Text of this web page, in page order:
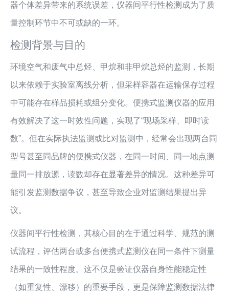
器个体差异带来的系统误差，仪器间平行性检测成为了质
量控制环节中不可或缺的一环。
检测背景与目的
环境空气和废气中总烃、甲烷和非甲烷总烃的监测，长期
以来依赖于实验室离线分析，但采样容器在运输保存过程
中可能存在样品损耗或组分变化。便携式监测仪器的应用
有效解决了这一时效性问题，实现了“现场采样、即时读
数”。但在实际执法监测或比对监测中，经常会出现两台同
型号甚至同品牌的便携式仪器，在同一时间、同一地点测
量同一排放源，读数却存在显著差异的情况。这种差异可
能引发监测数据争议，甚至导致企业对监测结果提出异
议。
仪器间平行性检测，其核心目的在于通过科学、规范的测
试流程，评估两台或多台便携式监测仪在同一条件下测量
结果的一致性程度。这不仅是验证仪器自身性能稳定性
（如重复性、漂移）的重要手段，更是保障监测数据法律